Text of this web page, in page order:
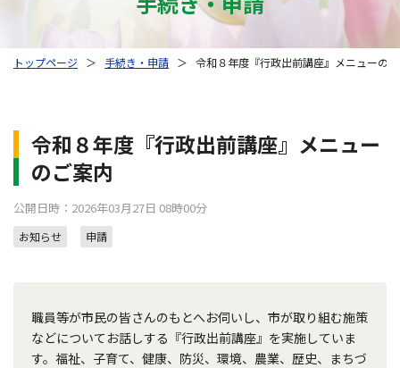
トップページ ＞ 手続き・申請 ＞ 令和８年度『行政出前講座』メニューの
令和８年度『行政出前講座』メニュー
のご案内
公開日時：2026年03月27日 08時00分
お知らせ 申請
職員等が市民の皆さんのもとへお伺いし、市が取り組む施策
などについてお話しする『行政出前講座』を実施していま
す。福祉、子育て、健康、防災、環境、農業、歴史、まちづ